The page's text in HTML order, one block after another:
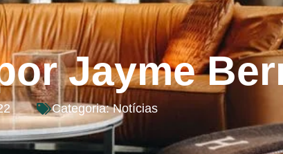
Jayme
Categoria:Notícias